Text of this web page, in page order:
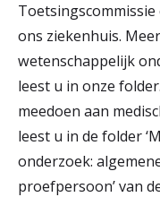
ons ziekenhuis.
wetenschappelijk
leest u in onze
meedoen aan
leest u in de folder
onderzoek:
proefpersoon’ van